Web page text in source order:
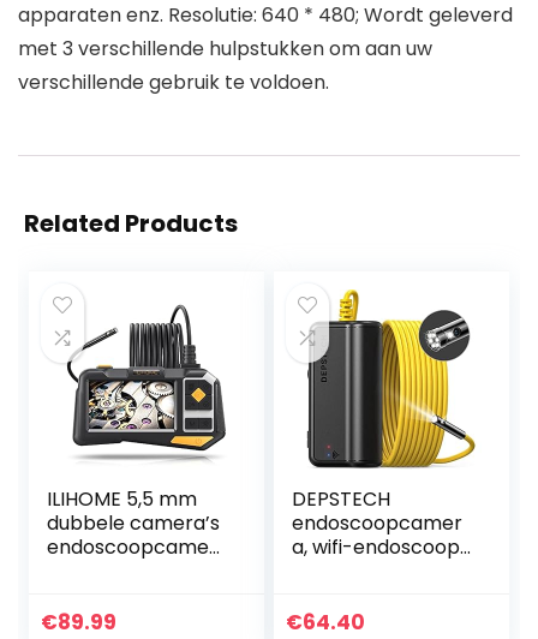
apparaten enz. Resolutie: 640 * 480; Wordt geleverd
met 3 verschillende hulpstukken om aan uw
verschillende gebruik te voldoen.
Related Products
ILIHOME 5,5 mm
dubbele camera’s
endoscoopcamer
camera, dual lens-
€89.99
DEPSTECH
endoscoopcamer
a, wifi-endoscoop,
HD
€64.40